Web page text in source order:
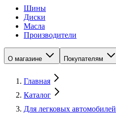
Шины
Диски
Масла
Производители
О магазине Покупателям
Главная
Каталог
Для легковых автомобилей